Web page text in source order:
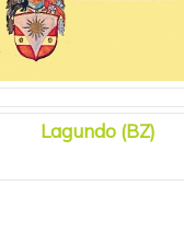
Lagundo (BZ)